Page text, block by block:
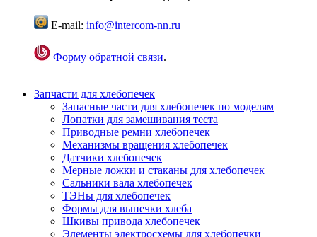
E-mail: info@intercom-nn.ru
Форму обратной связи.
Запчасти для хлебопечек
Запасные части для хлебопечек по моделям
Лопатки для замешивания теста
Приводные ремни хлебопечек
Механизмы вращения хлебопечек
Датчики хлебопечек
Мерные ложки и стаканы для хлебопечек
Сальники вала хлебопечек
ТЭНы для хлебопечек
Формы для выпечки хлеба
Шкивы привода хлебопечек
Элементы электросхемы для хлебопечки